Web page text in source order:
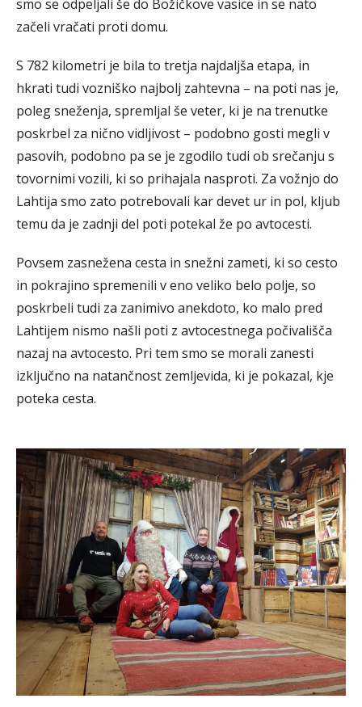
smo se odpeljali še do Božičkove vasice in se nato
začeli vračati proti domu.
S 782 kilometri je bila to tretja najdaljša etapa, in
hkrati tudi vozniško najbolj zahtevna – na poti nas je,
poleg sneženja, spremljal še veter, ki je na trenutke
poskrbel za nično vidljivost – podobno gosti megli v
pasovih, podobno pa se je zgodilo tudi ob srečanju s
tovornimi vozili, ki so prihajala nasproti. Za vožnjo do
Lahtija smo zato potrebovali kar devet ur in pol, kljub
temu da je zadnji del poti potekal že po avtocesti.
Povsem zasnežena cesta in snežni zameti, ki so cesto
in pokrajino spremenili v eno veliko belo polje, so
poskrbeli tudi za zanimivo anekdoto, ko malo pred
Lahtijem nismo našli poti z avtocestnega počivališča
nazaj na avtocesto. Pri tem smo se morali zanesti
izključno na natančnost zemljevida, ki je pokazal, kje
poteka cesta.